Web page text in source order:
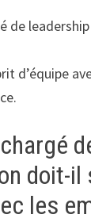
de
d’équipe
doit-il
les